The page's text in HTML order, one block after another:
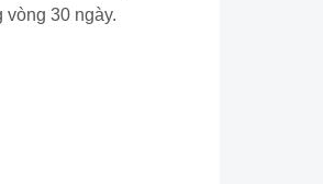
vòng 30 ngày.